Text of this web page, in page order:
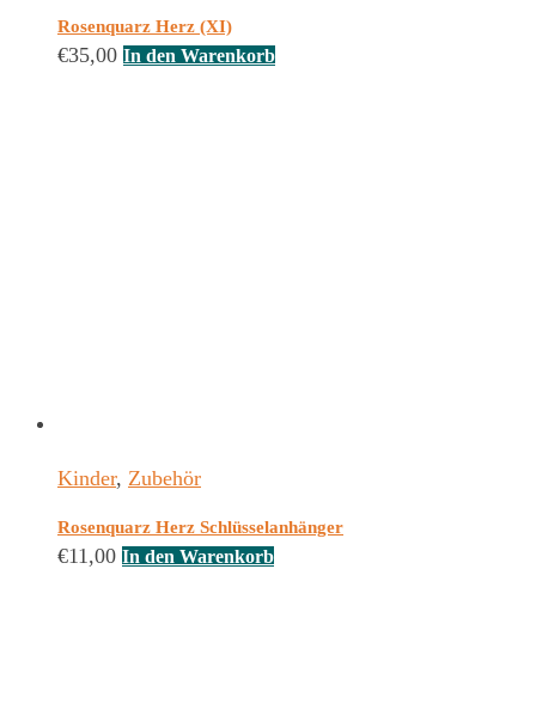
Rosenquarz Herz (XI)
€35,00 In den Warenkorb
Kinder, Zubehör
Rosenquarz Herz Schlüsselanhänger
€11,00 In den Warenkorb